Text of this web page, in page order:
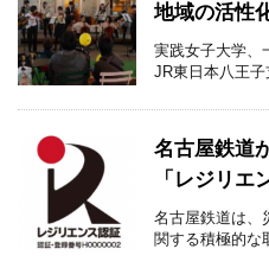
地域の活性
実践女子大学、
JR東日本八王
名古屋鉄道
「レジリエ
名古屋鉄道は、
関する積極的な